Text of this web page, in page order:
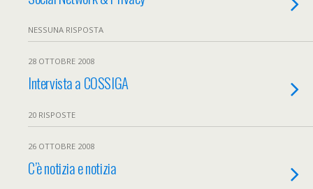
NESSUNA RISPOSTA
28 OTTOBRE 2008
Intervista a COSSIGA
20 RISPOSTE
26 OTTOBRE 2008
C’è notizia e notizia